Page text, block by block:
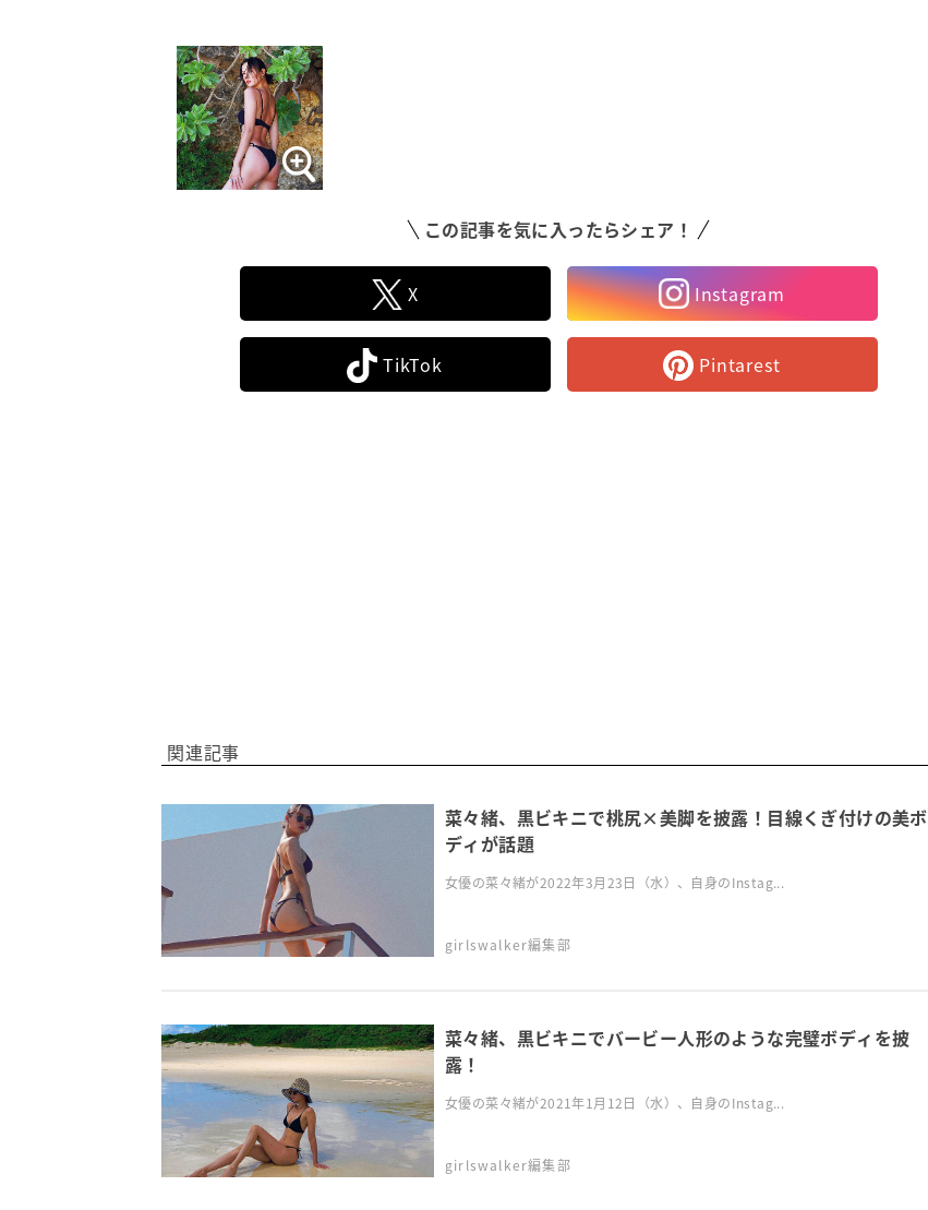
この記事を気に入ったらシェア！
X Instagram
TikTok Pintarest
関連記事
菜々緒、黒ビキニで桃尻×美脚を披露！目線くぎ付けの美ボ
ディが話題
女優の菜々緒が2022年3月23日（水）、自身のInstag...
girlswalker編集部
菜々緒、黒ビキニでバービー人形のような完璧ボディを披
露！
女優の菜々緒が2021年1月12日（水）、自身のInstag...
girlswalker編集部